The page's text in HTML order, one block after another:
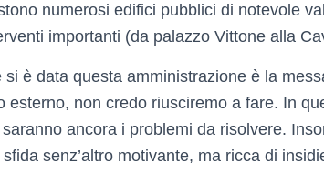
numerosi edifici pubblici di notevole
importanti (da palazzo Vittone alla
è data questa amministrazione è la
esterno, non credo riusciremo a fare. In
ancora i problemi da risolvere.
senz’altro motivante, ma ricca di